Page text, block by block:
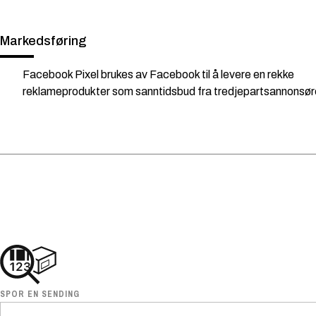
Markedsføring
Facebook Pixel brukes av Facebook til å levere en rekke
reklameprodukter som sanntidsbud fra
SPOR EN SENDING